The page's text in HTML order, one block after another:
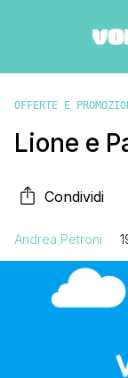
OFFERTE E
Lione e
Condividi
Andrea Petroni